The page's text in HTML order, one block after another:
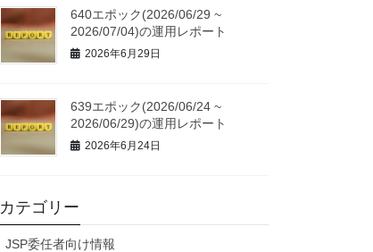
640エポック(2026/06/29 ~
2026/07/04)の運用レポート
2026年6月29日
639エポック(2026/06/24 ~
2026/06/29)の運用レポート
2026年6月24日
カテゴリー
JSP委任者向け情報